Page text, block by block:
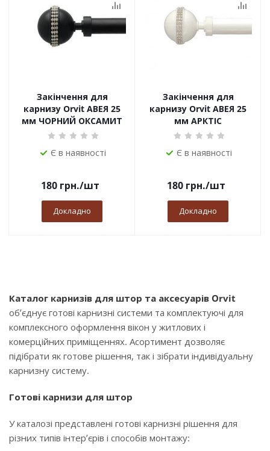
Закінчення для
карнизу Orvit АВЕЯ 25
мм ЧОРНИЙ ОКСАМИТ
Є в наявності
180грн./шт
Докладно
Закінчення для
карнизу Orvit АВЕЯ 25
мм АРКТІС
Є в наявності
180грн./шт
Докладно
Каталог карнизів для штор та аксесуарів Orvit
об’єднує готові карнизні системи та комплектуючі для
комплексного оформлення вікон у житлових і
комерційних приміщеннях. Асортимент дозволяє
підібрати як готове рішення, так і зібрати індивідуальну
карнизну систему.
Готові карнизи для штор
У каталозі представлені готові карнизні рішення для
різних типів інтер’єрів і способів монтажу: